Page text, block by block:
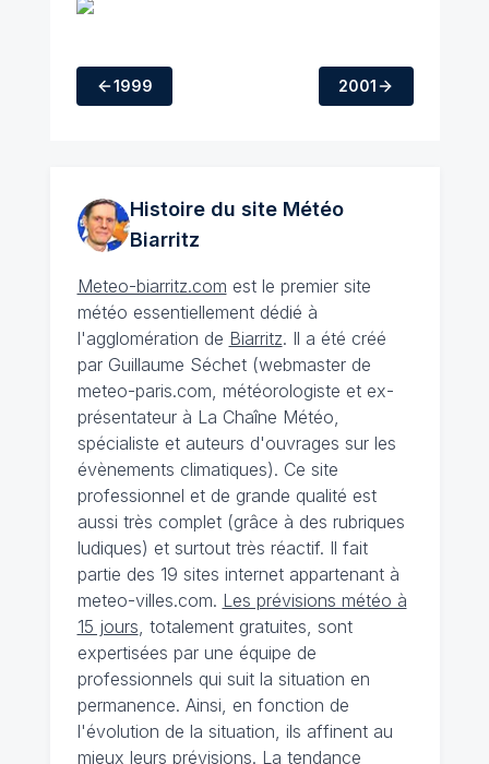
1999 2001
Histoire du site Météo
Biarritz
Meteo-biarritz.com est le premier site
météo essentiellement dédié à
l'agglomération de Biarritz. Il a été créé
par Guillaume Séchet (webmaster de
meteo-paris.com, météorologiste et ex-
présentateur à La Chaîne Météo,
spécialiste et auteurs d'ouvrages sur les
évènements climatiques). Ce site
professionnel et de grande qualité est
aussi très complet (grâce à des rubriques
ludiques) et surtout très réactif. Il fait
partie des 19 sites internet appartenant à
meteo-villes.com. Les prévisions météo à
15 jours, totalement gratuites, sont
expertisées par une équipe de
professionnels qui suit la situation en
permanence. Ainsi, en fonction de
l'évolution de la situation, ils affinent au
mieux leurs prévisions. La tendance